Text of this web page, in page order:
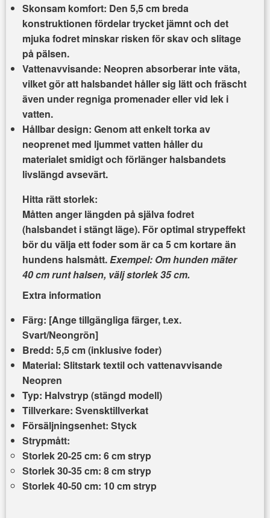
Skonsam komfort: Den 5,5 cm breda
konstruktionen fördelar trycket jämnt och det
mjuka fodret minskar risken för skav och slitage
på pälsen.
Vattenavvisande: Neopren absorberar inte väta,
vilket gör att halsbandet håller sig lätt och fräscht
även under regniga promenader eller vid lek i
vatten.
Hållbar design: Genom att enkelt torka av
neoprenet med ljummet vatten håller du
materialet smidigt och förlänger halsbandets
livslängd avsevärt.
Hitta rätt storlek:
Måtten anger längden på själva fodret
(halsbandet i stängt läge). För optimal strypeffekt
bör du välja ett foder som är ca 5 cm kortare än
hundens halsmått. Exempel: Om hunden mäter
40 cm runt halsen, välj storlek 35 cm.
Extra information
Färg: [Ange tillgängliga färger, t.ex.
Svart/Neongrön]
Bredd: 5,5 cm (inklusive foder)
Material: Slitstark textil och vattenavvisande
Neopren
Typ: Halvstryp (stängd modell)
Tillverkare: Svensktillverkat
Försäljningsenhet: Styck
Strypmått:
Storlek 20-25 cm: 6 cm stryp
Storlek 30-35 cm: 8 cm stryp
Storlek 40-50 cm: 10 cm stryp